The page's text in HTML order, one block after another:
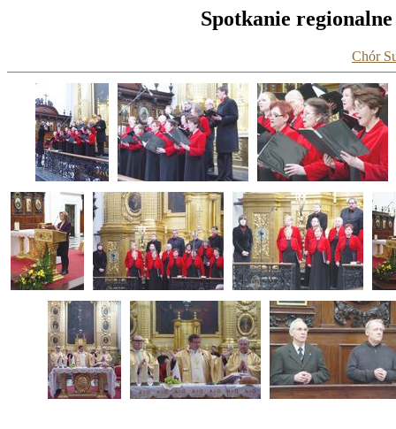
Spotkanie
Chór